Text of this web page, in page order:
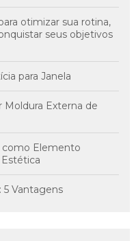
otimizar sua rotina,
seus objetivos
para Janela
Moldura Externa de
como Elemento
5 Vantagens